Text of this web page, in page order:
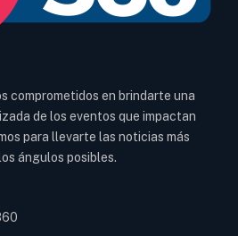
comprometidos en brindarte una
de los eventos que impactan
para llevarte las noticias más
ángulos posibles.